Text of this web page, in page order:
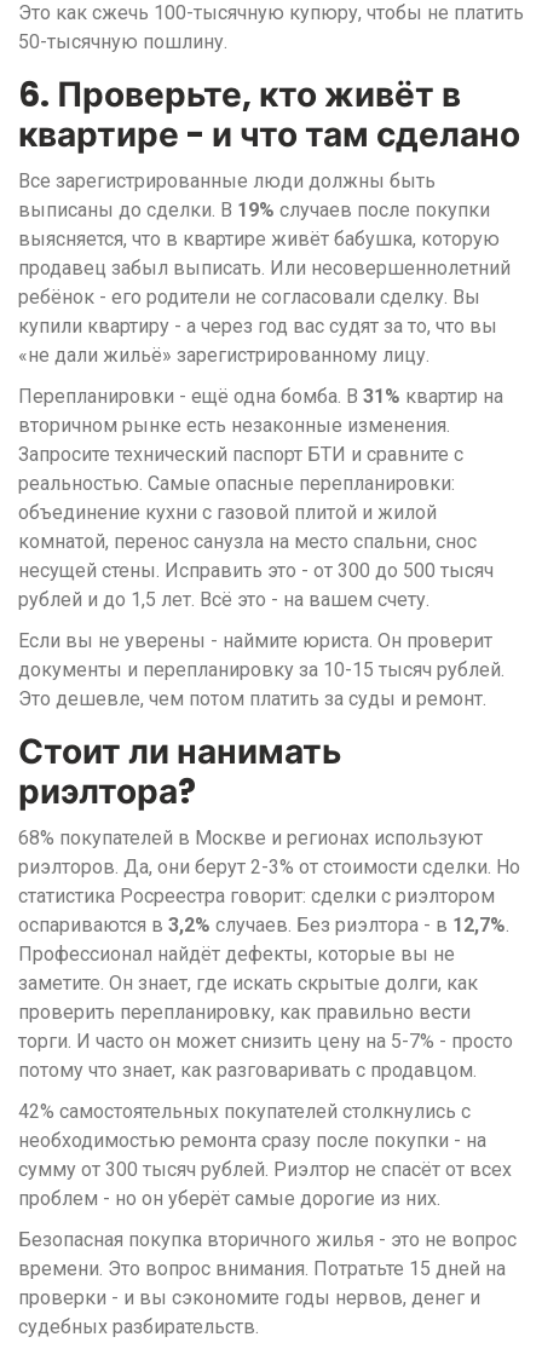
Это как сжечь 100-тысячную купюру, чтобы не платить
50-тысячную пошлину.
6. Проверьте, кто живёт в
квартире - и что там сделано
Все зарегистрированные люди должны быть
выписаны до сделки. В 19% случаев после покупки
выясняется, что в квартире живёт бабушка, которую
продавец забыл выписать. Или несовершеннолетний
ребёнок - его родители не согласовали сделку. Вы
купили квартиру - а через год вас судят за то, что вы
«не дали жильё» зарегистрированному лицу.
Перепланировки - ещё одна бомба. В 31% квартир на
вторичном рынке есть незаконные изменения.
Запросите технический паспорт БТИ и сравните с
реальностью. Самые опасные перепланировки:
объединение кухни с газовой плитой и жилой
комнатой, перенос санузла на место спальни, снос
несущей стены. Исправить это - от 300 до 500 тысяч
рублей и до 1,5 лет. Всё это - на вашем счету.
Если вы не уверены - наймите юриста. Он проверит
документы и перепланировку за 10-15 тысяч рублей.
Это дешевле, чем потом платить за суды и ремонт.
Стоит ли нанимать
риэлтора?
68% покупателей в Москве и регионах используют
риэлторов. Да, они берут 2-3% от стоимости сделки. Но
статистика Росреестра говорит: сделки с риэлтором
оспариваются в 3,2% случаев. Без риэлтора - в 12,7%.
Профессионал найдёт дефекты, которые вы не
заметите. Он знает, где искать скрытые долги, как
проверить перепланировку, как правильно вести
торги. И часто он может снизить цену на 5-7% - просто
потому что знает, как разговаривать с продавцом.
42% самостоятельных покупателей столкнулись с
необходимостью ремонта сразу после покупки - на
сумму от 300 тысяч рублей. Риэлтор не спасёт от всех
проблем - но он уберёт самые дорогие из них.
Безопасная покупка вторичного жилья - это не вопрос
времени. Это вопрос внимания. Потратьте 15 дней на
проверки - и вы сэкономите годы нервов, денег и
судебных разбирательств.